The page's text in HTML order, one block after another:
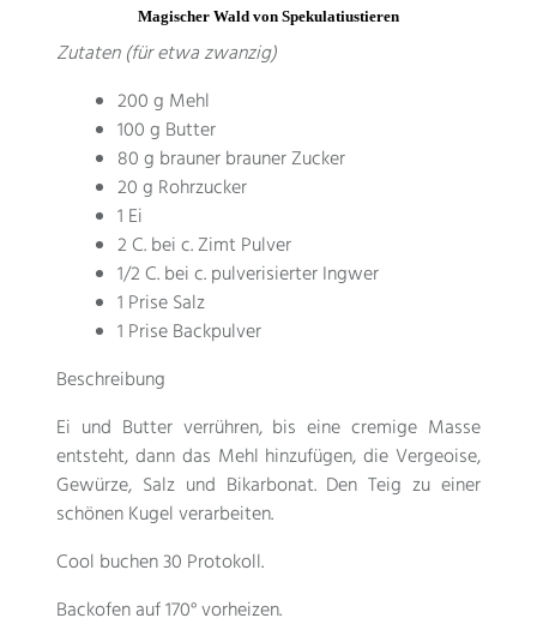
Magischer Wald von Spekulatiustieren
Zutaten (für etwa zwanzig)
200 g Mehl
100 g Butter
80 g brauner brauner Zucker
20 g Rohrzucker
1 Ei
2 C. bei c. Zimt Pulver
1/2 C. bei c. pulverisierter Ingwer
1 Prise Salz
1 Prise Backpulver
Beschreibung
Ei und Butter verrühren, bis eine cremige Masse
entsteht, dann das Mehl hinzufügen, die Vergeoise,
Gewürze, Salz und Bikarbonat. Den Teig zu einer
schönen Kugel verarbeiten.
Cool buchen 30 Protokoll.
Backofen auf 170° vorheizen.